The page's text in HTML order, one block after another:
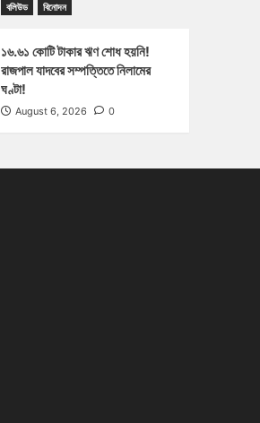
বলিউড বিনোদন
১৬.৬১ কোটি টাকার ঋণ শোধ হয়নি!
রাজপাল যাদবের সম্পত্তিতে নিলামের
ঘণ্টা!
August 6, 2026 0